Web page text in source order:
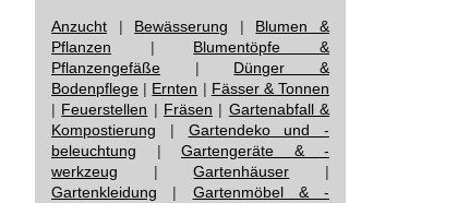
Anzucht | Bewässerung | Blumen &
Pflanzen | Blumentöpfe &
Pflanzengefäße | Dünger &
Bodenpflege | Ernten | Fässer & Tonnen
| Feuerstellen | Fräsen | Gartenabfall &
Kompostierung | Gartendeko und -
beleuchtung | Gartengeräte & -
werkzeug |Gartenhäuser |
Gartenkleidung | Gartenmöbel & -